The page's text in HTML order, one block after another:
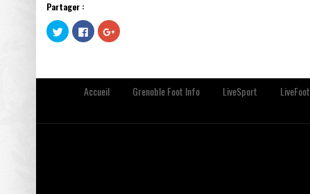
Partager :
Cliquez
pour
partager
une
nouvelle
fenêtre)
Cliquez
pour
partager
une
nouvelle
fenêtre)
Cliquez
pour
dans
nouvelle
Accueil Grenoble Foot Info LiveSport LiveFoot